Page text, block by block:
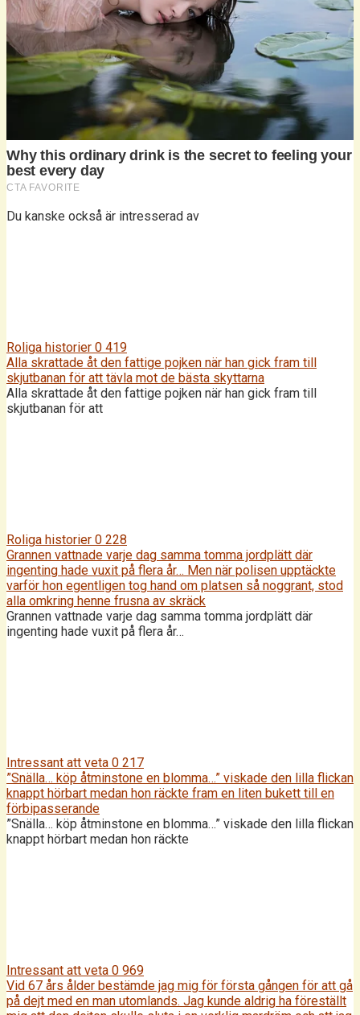
Du kanske också är intresserad av
Roliga historier 0 419
Alla skrattade åt den fattige pojken när han gick fram till
skjutbanan för att tävla mot de bästa skyttarna
Alla skrattade åt den fattige pojken när han gick fram till
skjutbanan för att
Roliga historier 0 228
Grannen vattnade varje dag samma tomma jordplätt där
ingenting hade vuxit på flera år… Men när polisen upptäckte
varför hon egentligen tog hand om platsen så noggrant, stod
alla omkring henne frusna av skräck
Grannen vattnade varje dag samma tomma jordplätt där
ingenting hade vuxit på flera år…
Intressant att veta 0 217
”Snälla… köp åtminstone en blomma…” viskade den lilla flickan
knappt hörbart medan hon räckte fram en liten bukett till en
förbipasserande
”Snälla… köp åtminstone en blomma…” viskade den lilla flickan
knappt hörbart medan hon räckte
Intressant att veta 0 969
Vid 67 års ålder bestämde jag mig för första gången för att gå
på dejt med en man utomlands. Jag kunde aldrig ha föreställt